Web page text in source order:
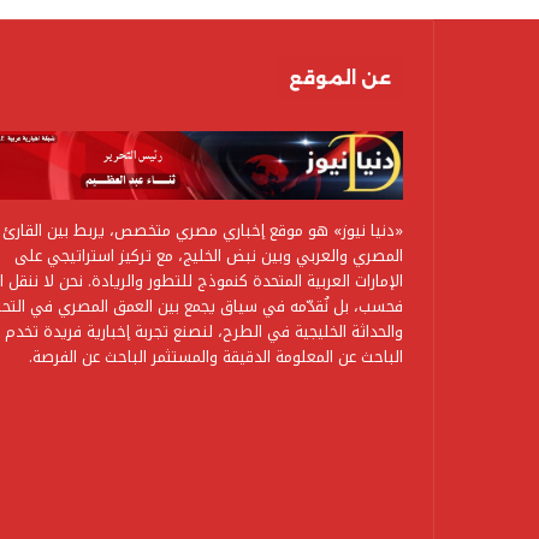
عن الموقع
«دنيا نيوز» هو موقع إخباري مصري متخصص، يربط بين القارئ
المصري والعربي وبين نبض الخليج، مع تركيز استراتيجي على
الإمارات العربية المتحدة كنموذج للتطور والريادة. نحن لا ننقل
فحسب، بل نُقدّمه في سياق يجمع بين العمق المصري في
والحداثة الخليجية في الطرح، لنصنع تجربة إخبارية فريدة تخدم
الباحث عن المعلومة الدقيقة والمستثمر الباحث عن الفرصة.